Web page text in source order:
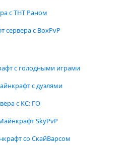
с ТНТ Раном
сервера с BoxPvP
с голодными играми
с дуэлями
с КС: ГО
SkyPvP
со СкайВарсом